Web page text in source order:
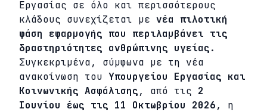
Εργασίας σε όλο και περισσότερους
κλάδους συνεχίζεται με νέα πιλοτική
φάση εφαρμογής που περιλαμβάνει τις
δραστηριότητες ανθρώπινης υγείας.
Συγκεκριμένα, σύμφωνα με τη νέα
ανακοίνωση του Υπουργείου Εργασίας και
Κοινωνικής Ασφάλισης, από τις 2
Ιουνίου έως τις 11 Οκτωβρίου 2026, η